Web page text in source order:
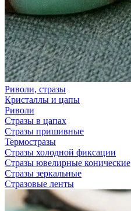
Риволи, стразы
Кристаллы и цапы
Риволи
Стразы в цапах
Стразы пришивные
Термостразы
Стразы холодной фиксации
Стразы ювелирные конические
Стразы зеркальные
Стразовые ленты